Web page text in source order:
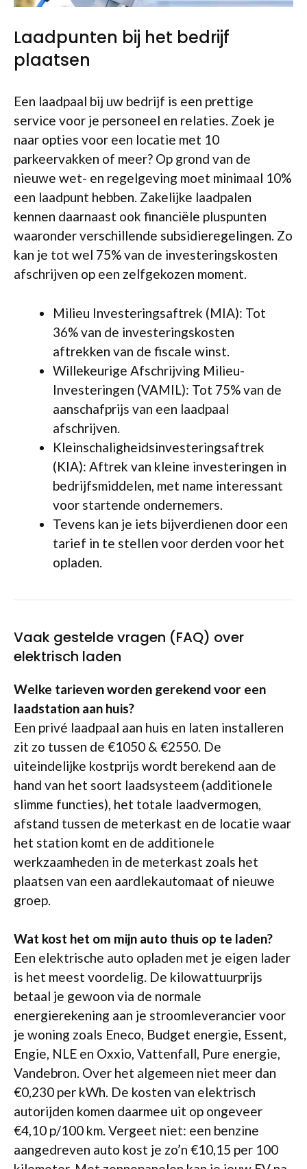
Laadpunten bij het bedrijf
plaatsen
Een laadpaal bij uw bedrijf is een prettige
service voor je personeel en relaties. Zoek je
naar opties voor een locatie met 10
parkeervakken of meer? Op grond van de
nieuwe wet- en regelgeving moet minimaal 10%
een laadpunt hebben. Zakelijke laadpalen
kennen daarnaast ook financiële pluspunten
waaronder verschillende subsidieregelingen. Zo
kan je tot wel 75% van de investeringskosten
afschrijven op een zelfgekozen moment.
Milieu Investeringsaftrek (MIA): Tot
36% van de investeringskosten
aftrekken van de fiscale winst.
Willekeurige Afschrijving Milieu-
Investeringen (VAMIL): Tot 75% van de
aanschafprijs van een laadpaal
afschrijven.
Kleinschaligheidsinvesteringsaftrek
(KIA): Aftrek van kleine investeringen in
bedrijfsmiddelen, met name interessant
voor startende ondernemers.
Tevens kan je iets bijverdienen door een
tarief in te stellen voor derden voor het
opladen.
Vaak gestelde vragen (FAQ) over
elektrisch laden
Welke tarieven worden gerekend voor een
laadstation aan huis?
Een privé laadpaal aan huis en laten installeren
zit zo tussen de €1050 & €2550. De
uiteindelijke kostprijs wordt berekend aan de
hand van het soort laadsysteem (additionele
slimme functies), het totale laadvermogen,
afstand tussen de meterkast en de locatie waar
het station komt en de additionele
werkzaamheden in de meterkast zoals het
plaatsen van een aardlekautomaat of nieuwe
groep.
Wat kost het om mijn auto thuis op te laden?
Een elektrische auto opladen met je eigen lader
is het meest voordelig. De kilowattuurprijs
betaal je gewoon via de normale
energierekening aan je stroomleverancier voor
je woning zoals Eneco, Budget energie, Essent,
Engie, NLE en Oxxio, Vattenfall, Pure energie,
Vandebron. Over het algemeen niet meer dan
€0,230 per kWh. De kosten van elektrisch
autorijden komen daarmee uit op ongeveer
€4,10 p/100 km. Vergeet niet: een benzine
aangedreven auto kost je zo’n €10,15 per 100